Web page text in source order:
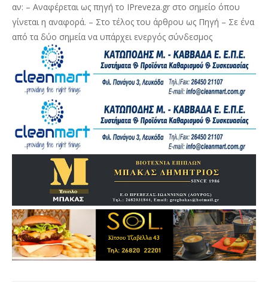
αν: – Αναφέρεται ως πηγή το IPreveza.gr στο σημείο όπου
γίνεται η αναφορά. – Στο τέλος του άρθρου ως Πηγή – Σε ένα
από τα δύο σημεία να υπάρχει ενεργός σύνδεσμος